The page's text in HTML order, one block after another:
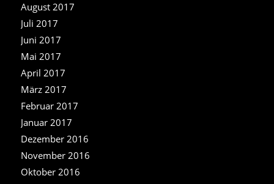
August 2017
Juli 2017
Juni 2017
Mai 2017
April 2017
März 2017
Februar 2017
Januar 2017
Dezember 2016
November 2016
Oktober 2016